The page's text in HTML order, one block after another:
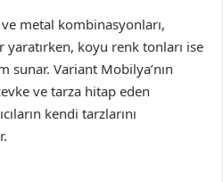
metal kombinasyonları,
koyu renk tonları ise
sunar. Variant Mobilya’nın
ve tarza hitap eden
kendi tarzlarını